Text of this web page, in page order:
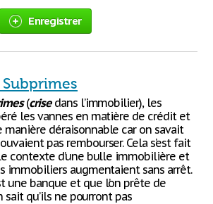
Enregistrer
(crisedans l’immobilier), les
les vannes en matière de crédit et
manière déraisonnable car on savait
pas rembourser. Cela s’est fait
contexte d’une bulle immobilière et
immobiliers augmentaient sans arrêt.
une banque et que l’on prête de
sait qu’ils ne pourront pas